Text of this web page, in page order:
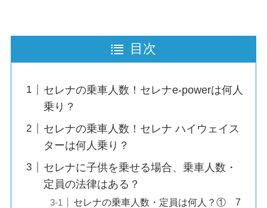
目次
セレナの乗車人数！セレナe-powerは何人
乗り？
セレナの乗車人数！セレナ ハイウェイス
ターは何人乗り？
セレナに子供を乗せる場合、乗車人数・
定員の法律はある？
セレナの乗車人数・定員は何人？① 7